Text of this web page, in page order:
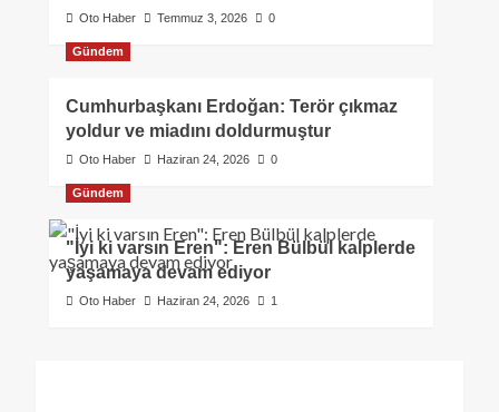
Oto Haber Temmuz 3, 2026 0
Gündem
Cumhurbaşkanı Erdoğan: Terör çıkmaz
yoldur ve miadını doldurmuştur
Oto Haber Haziran 24, 2026 0
Gündem
"İyi ki varsın Eren": Eren Bülbül kalplerde
yaşamaya devam ediyor
Oto Haber Haziran 24, 2026 1